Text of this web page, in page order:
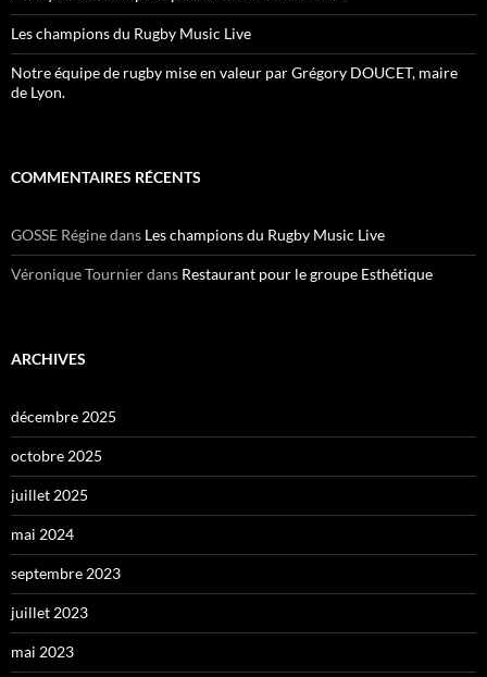
Les champions du Rugby Music Live
Notre équipe de rugby mise en valeur par Grégory DOUCET, maire
de Lyon.
COMMENTAIRES RÉCENTS
GOSSE Réginedans Les champions du Rugby Music Live
Véronique Tournierdans Restaurant pour le groupe Esthétique
ARCHIVES
décembre 2025
octobre 2025
juillet 2025
mai 2024
septembre 2023
juillet 2023
mai 2023